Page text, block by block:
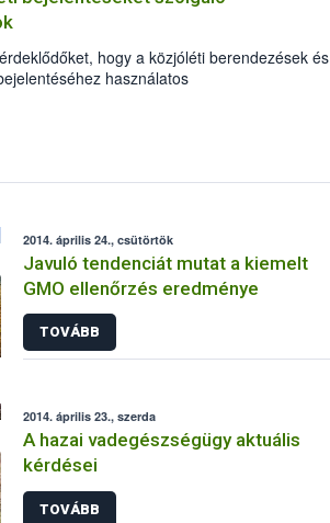
hogy a közjóléti berendezések és
használatos
elérhetők a Nyomtatványok között.
2014. április 24., csütörtök
Javuló tendenciát mutat a kiemelt
GMO ellenőrzés eredménye
TOVÁBB
2014. április 23., szerda
A hazai vadegészségügy aktuális
kérdései
TOVÁBB